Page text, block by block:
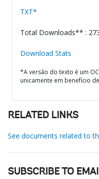
TXT*
Total Downloads** :
Download Stats
*A versão do texto é um
unicamente em benefício
RELATED LINKS
See documents related to
SUBSCRIBE TO